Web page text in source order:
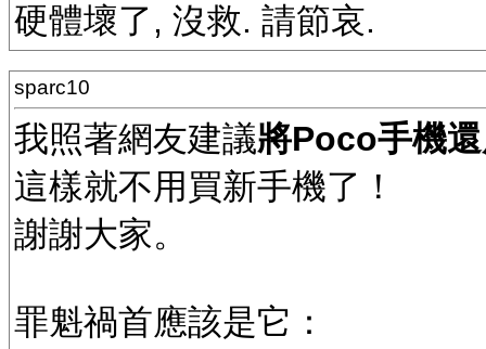
硬體壞了, 沒救. 請節哀.
sparc10
我照著網友建議將Poco手機
這樣就不用買新手機了！
謝謝大家。
罪魁禍首應該是它：